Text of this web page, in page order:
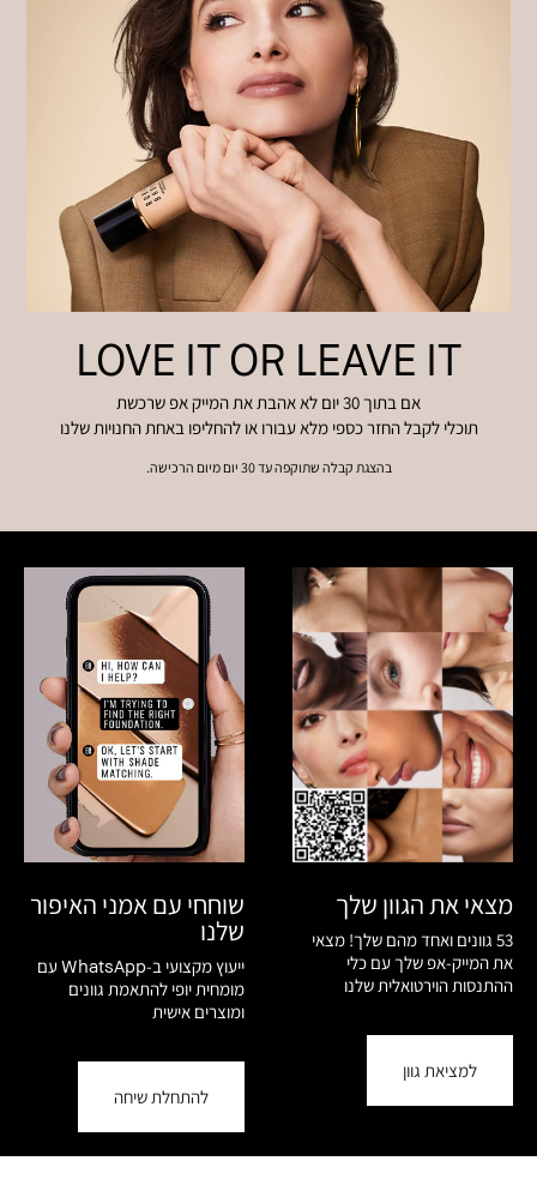
LOVE IT OR LEAVE IT
אם בתוך 30 יום לא אהבת את המייק אפ שרכשת
תוכלי לקבל החזר כספי מלא עבורו או להחליפו באחת החנויות שלנו
בהצגת קבלה שתוקפה עד 30 יום מיום הרכישה.
מצאי את הגוון שלך
53 גוונים ואחד מהם שלך! מצאי
את המייק-אפ שלך עם כלי
ההתנסות הוירטואלית שלנו
למציאת גוון
שוחחי עם אמני האיפור
שלנו
ייעוץ מקצועי ב-WhatsApp עם
מומחית יופי להתאמת גוונים
ומוצרים אישית
להתחלת שיחה